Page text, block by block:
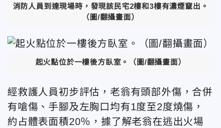
消防人員到達現場時，發現該民宅2樓和3樓有濃煙竄出。
（圖/翻攝畫面）
起火點位於一樓後方臥室。（圖/翻攝畫面）
經救護人員初步評估，老翁有頭部外傷，合併
有嗆傷、手腳及左胸口均有1度至2度燒傷，
約占體表面積20％，據了解老翁在逃出火場